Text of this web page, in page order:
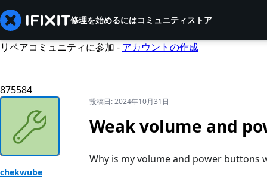
修理を始めるにはコミュニティストア
リペアコミュニティに参加 - アカウントの作成
875584
chekwube
投稿日:2024年10月31日
Weak volume and
Why is my volume and power buttons